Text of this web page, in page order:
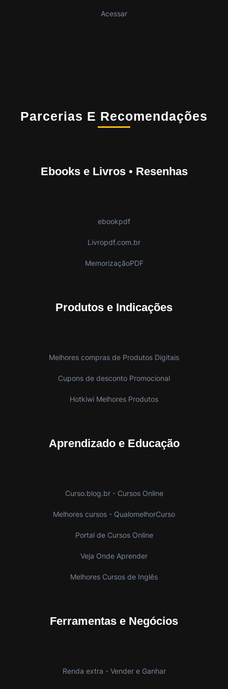
Acessar
Parcerias E Recomendações
Ebooks e Livros • Resenhas
ebookpdf
Livropdf.com.br
MemorizaçãoPDF
Produtos e Indicações
Melhores compras de Produtos Digitais
Cupons de desconto Promocional
Hotkiwi Melhores Produtos
Aprendizado e Educação
Curso.blog.br - Cursos Online
Melhores cursos - QualomelhorCurso
Portal de Cursos Online
Veja Onde Aprender
Melhores Cursos de Inglês
Ferramentas e Negócios
Renda extra - Vender e Ganhar